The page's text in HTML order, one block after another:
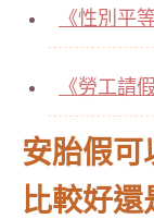
《性別平
《勞工請
安胎假可
比較好還